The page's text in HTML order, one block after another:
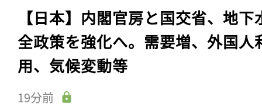
【日本】内閣官房と国交省、地下
全政策を強化へ。需要増、外国人
用、気候変動等
19分前